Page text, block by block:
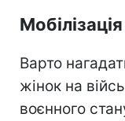
Варто
жінок на
воєнного